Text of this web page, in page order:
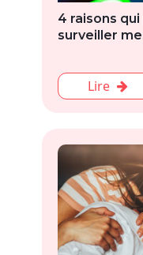
4 raisons
surveiller
Lire